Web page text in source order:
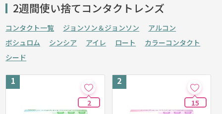
2週間使い捨てコンタクトレンズ
コンタクト一覧 ジョンソン＆ジョンソン
アルコン
ボシュロム
シンシア アイレ ロート
カラーコンタクト
シード
2 15